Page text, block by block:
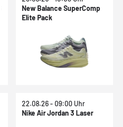
New Balance SuperComp
Elite Pack
22.08.26 - 09:00 Uhr
Nike Air Jordan 3 Laser